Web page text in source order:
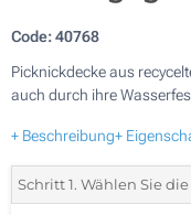
Code:40768
Picknickdecke aus
auch durch ihre
+ Beschreibung+
Schritt 1. Wählen Sie